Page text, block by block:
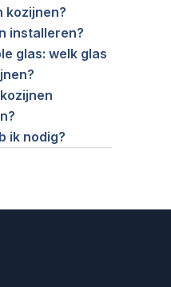
kozijnen?
installeren?
glas: welk glas
ik nodig?